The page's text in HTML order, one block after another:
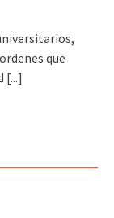
que
[...]